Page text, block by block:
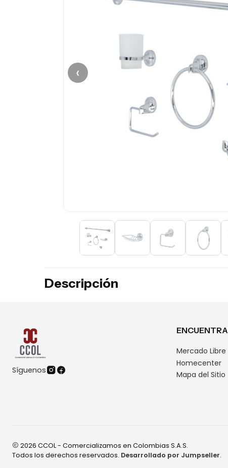
‹
Descripción
Síguenos
Mercado Libre
Homecenter
Mapa del Sitio
2026 CCOL - Comercializamos en Colombias S.A.S.
Todos los derechos reservados. Desarrollado por Jumpseller.